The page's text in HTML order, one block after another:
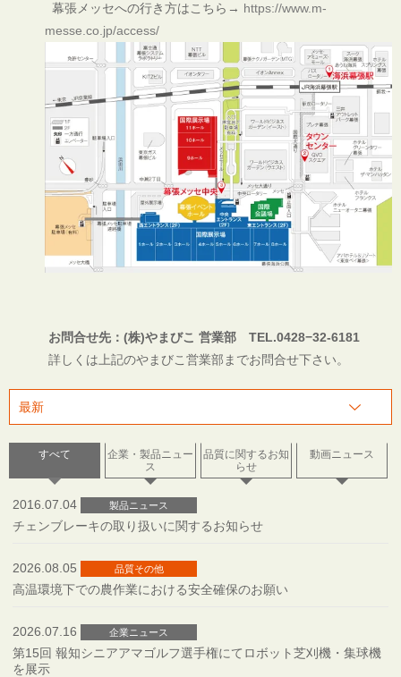
幕張メッセへの行き方はこちら→ https://www.m-
messe.co.jp/access/
お問合せ先：(株)やまびこ 営業部 TEL.0428−32-6181
詳しくは上記のやまびこ営業部までお問合せ下さい。
すべて
企業・製品ニュー
ス
品質に関するお知
らせ
動画ニュース
2016.07.04 製品ニュース
チェンブレーキの取り扱いに関するお知らせ
2026.08.05 品質その他
高温環境下での農作業における安全確保のお願い
2026.07.16 企業ニュース
第15回 報知シニアアマゴルフ選手権にてロボット芝刈機・集球機
を展示